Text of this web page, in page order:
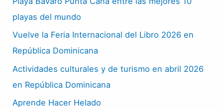
playas del mundo
Vuelve la Feria Internacional del Libro 2026 en
República Dominicana
Actividades culturales y de turismo en abril 2026
en República Dominicana
Aprende Hacer Helado